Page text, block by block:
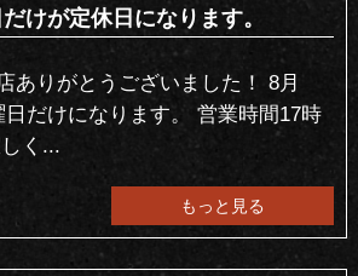
けが定休日になります。
ありがとうございました！ 8月
だけになります。 営業時間17時
く...
もっと見る